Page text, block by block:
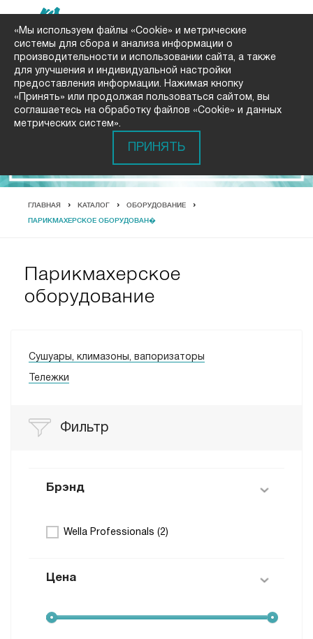
ГЛАВНАЯ КАТАЛОГ ОБОРУДОВАНИЕ
ПАРИКМАХЕРСКОЕ ОБОРУДОВАН�
Парикмахерское
оборудование
Сушуары, климазоны, вапоризаторы
Тележки
Фильтр
Брэнд
Wella Professionals (2)
Цена
«Мы используем файлы «Cookie» и метрические
системы для сбора и анализа информации о
производительности и использовании сайта, а также
для улучшения и индивидуальной настройки
предоставления информации. Нажимая кнопку
«Принять» или продолжая пользоваться сайтом, вы
соглашаетесь на обработку файлов «Cookie» и данных
метрических систем».
ПРИНЯТЬ